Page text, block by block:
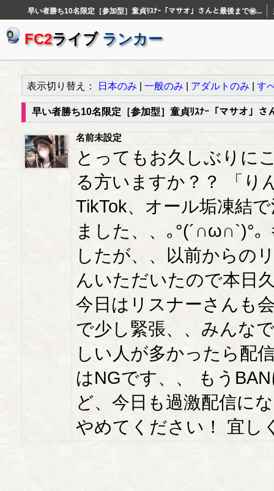
早い者勝ち10名限定［参加型］童貞ﾘｽﾅｰ「マサオ」さんと最後まで㊙...
FC2ライブ ランカー
表示切り替え： 日本のみ 一般のみ アダルトのみ す
早い者勝ち10名限定［参加型］童貞ﾘｽﾅｰ「マサオ」
名前未設定
とってもお久しぶりに
る方いますか？？ 「り
TikTok、オール垢凍結
ました、、｡°(´∩ω∩`)°
したが、、以前からの
んいただいたので本日
今日はリスナーさんも
で少し緊張、、みんな
しい人が多かったら配
はNGです、、 もう
ど、今日も過激配信に
やめてください！ 宜